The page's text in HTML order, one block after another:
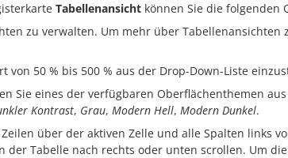
Tabellenansicht können Sie die folgenden
zu verwalten. Um mehr über Tabellenansichten
von 50 % bis 500 % aus der Drop-Down-Liste
Sie eines der verfügbaren Oberflächenthemen
Kontrast, Grau, Modern Hell, Modern Dunkel.
über der aktiven Zelle und alle Spalten links
der Tabelle nach rechts oder unten scrollen. Um